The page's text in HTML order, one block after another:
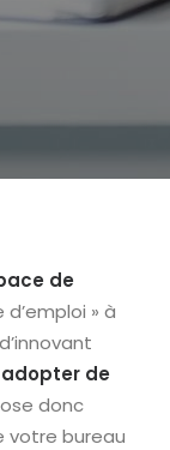
de
» à
adopter de
donc
votre bureau